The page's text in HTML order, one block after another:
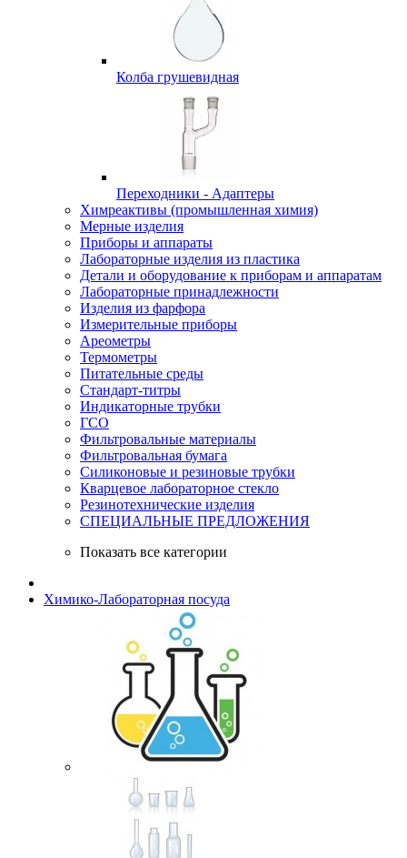
Колба грушевидная
Переходники - Адаптеры
Химреактивы (промышленная химия)
Мерные изделия
Приборы и аппараты
Лабораторные изделия из пластика
Детали и оборудование к приборам и аппаратам
Лабораторные принадлежности
Изделия из фарфора
Измерительные приборы
Ареометры
Термометры
Питательные среды
Стандарт-титры
Индикаторные трубки
ГСО
Фильтровальные материалы
Фильтровальная бумага
Силиконовые и резиновые трубки
Кварцевое лабораторное стекло
Резинотехнические изделия
СПЕЦИАЛЬНЫЕ ПРЕДЛОЖЕНИЯ
Показать все категории
Химико-Лабораторная посуда